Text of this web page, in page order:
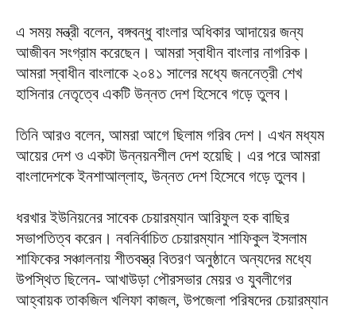
এ সময় মন্ত্রী বলেন, বঙ্গবন্ধু বাংলার অধিকার আদায়ের জন্য
আজীবন সংগ্রাম করেছেন। আমরা স্বাধীন বাংলার নাগরিক।
আমরা স্বাধীন বাংলাকে ২০৪১ সালের মধ্যে জননেত্রী শেখ
হাসিনার নেতৃত্বে একটি উন্নত দেশ হিসেবে গড়ে তুলব।
তিনি আরও বলেন, আমরা আগে ছিলাম গরিব দেশ। এখন মধ্যম
আয়ের দেশ ও একটা উন্নয়নশীল দেশ হয়েছি। এর পরে আমরা
বাংলাদেশকে ইনশাআল্লাহ, উন্নত দেশ হিসেবে গড়ে তুলব।
ধরখার ইউনিয়নের সাবেক চেয়ারম্যান আরিফুল হক বাছির
সভাপতিত্ব করেন। নবনির্বাচিত চেয়ারম্যান শাফিকুল ইসলাম
শাফিকের সঞ্চালনায় শীতবস্ত্র বিতরণ অনুষ্ঠানে অন্যদের মধ্যে
উপস্থিত ছিলেন- আখাউড়া পৌরসভার মেয়র ও যুবলীগের
আহ্বায়ক তাকজিল খলিফা কাজল, উপজেলা পরিষদের চেয়ারম্যান